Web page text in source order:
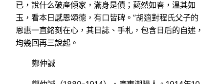
已，說什么破產傾家，滿身是債；藹然如春，溫其如
玉，看本日感恩頌德，有口皆碑。”胡適對程氏父子的
恩惠一直銘刻在心，其日誌、手札，包含日后的自述，
均幾回再三說起。
鄭仲誠